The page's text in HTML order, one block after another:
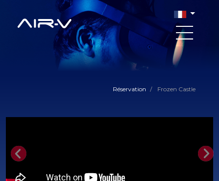
Réservation / Frozen Castle